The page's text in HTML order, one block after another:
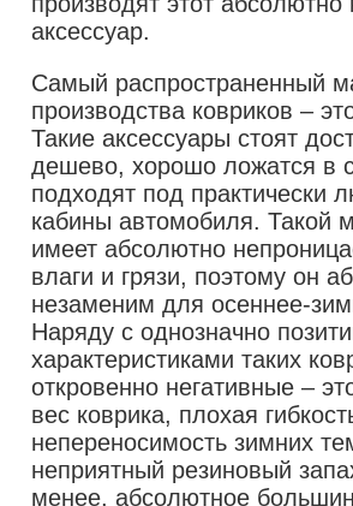
аксессуар.
Самый распространенный
производства ковриков –
Такие аксессуары стоят
дешево, хорошо ложатся в
подходят под практически
кабины автомобиля. Такой
имеет абсолютно
влаги и грязи, поэтому он
незаменим для осеннее-
Наряду с однозначно
характеристиками таких
откровенно негативные –
вес коврика, плохая
непереносимость зимних
неприятный резиновый
менее, абсолютное